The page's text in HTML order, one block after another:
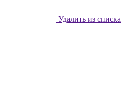
Удалить из списка